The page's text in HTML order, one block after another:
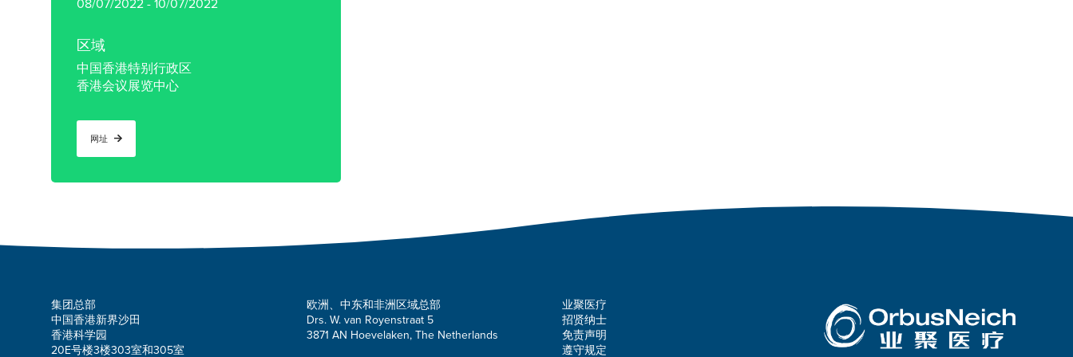
08/07/2022 - 10/07/2022
区域
中国香港特别行政区
香港会议展览中心
网址
集团总部
中国香港新界沙田
香港科学园
20E号楼3楼303室和305室
欧洲、中东和非洲区域总部
Drs. W. van Royenstraat 5
3871 AN Hoevelaken, The Netherlands
业聚医疗
招贤纳士
免责声明
遵守规定